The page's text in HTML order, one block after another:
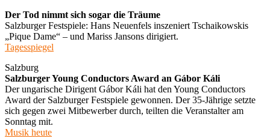
Der Tod nimmt sich sogar die Träume
Salzburger Festspiele: Hans Neuenfels inszeniert Tschaikowskis
„Pique Dame“ – und Mariss Jansons dirigiert.
Tagesspiegel
Salzburg
Salzburger Young Conductors Award an Gábor Káli
Der ungarische Dirigent Gábor Káli hat den Young Conductors
Award der Salzburger Festspiele gewonnen. Der 35-Jährige setzte
sich gegen zwei Mitbewerber durch, teilten die Veranstalter am
Sonntag mit.
Musik heute